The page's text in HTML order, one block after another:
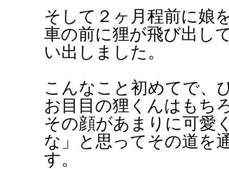
そして２ヶ月程前に娘
車の前に狸が飛び出し
い出しました。
こんなこと初めてで、
お目目の狸くんはもち
その顔があまりに可愛
な」と思ってその道を
す。